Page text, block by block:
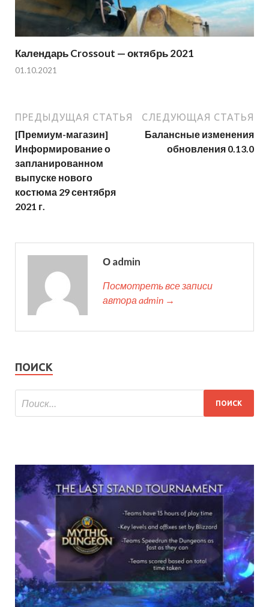
Календарь Crossout — октябрь 2021
01.10.2021
ПРЕДЫДУЩАЯ СТАТЬЯ
[Премиум-магазин]
Информирование о
запланированном
выпуске нового
костюма 29 сентября
2021 г.
СЛЕДУЮЩАЯ СТАТЬЯ
Балансные изменения
обновления 0.13.0
О admin
Посмотреть все записи
автора admin →
ПОИСК